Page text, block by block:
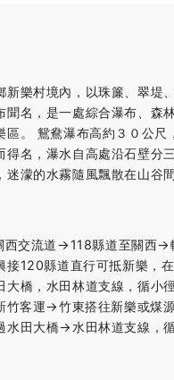
新樂村境內，以珠簾、翠堤
聞名，是一處綜合瀑布、森
區。 鴛鴦瀑布高約３０公尺
得名，瀑水自高處沿石壁分
迷濛的水霧隨風飄散在山谷
西交流道→118縣道至關西→
120縣道直行可抵新樂，在
大橋，水田林道支線，循小
竹客運→竹東搭往新樂或煤
水田大橋→水田林道支線，